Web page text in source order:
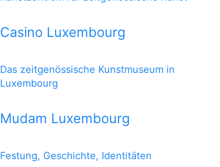
Casino Luxembourg
Das zeitgenössische Kunstmuseum in
Luxembourg
Mudam Luxembourg
Festung, Geschichte, Identitäten